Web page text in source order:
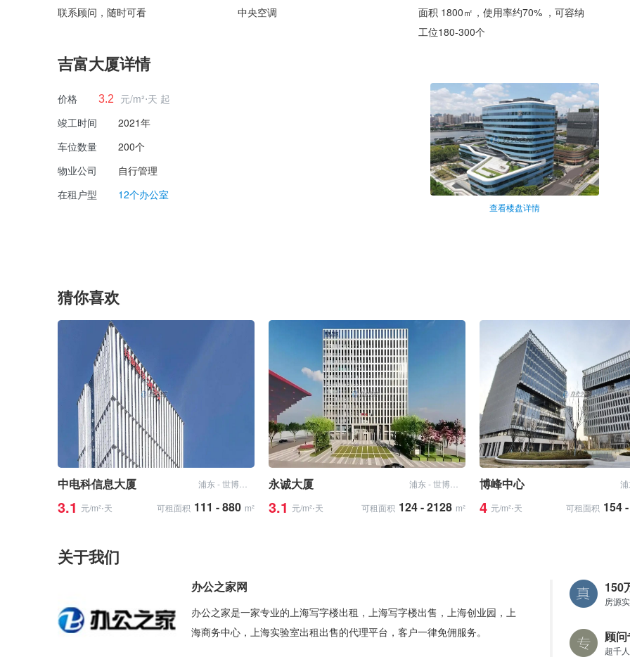
联系顾问，随时可看
中央空调
面积 1800㎡，使用率约70% ，可容纳
工位180-300个
吉富大厦详情
价格 3.2
元/m²⋅天 起
竣工时间
2021年
车位数量
200个
物业公司
自行管理
在租户型
12个办公室
查看楼盘详情
猜你喜欢
中电科信息大厦
3.1 元/m²⋅天 可租面积 111 - 880 m²
永诚大厦
3.1 元/m²⋅天 可租面积 124 - 2128 m²
博峰中心
4 元/m²⋅天 可租面积 154
关于我们
办公之家网
办公之家是一家专业的上海写字楼出租，上海写字楼出售，上海创业园，上
海商务中心，上海实验室出租出售的代理平台，客户一律免佣服务。
150
房源
顾
超千